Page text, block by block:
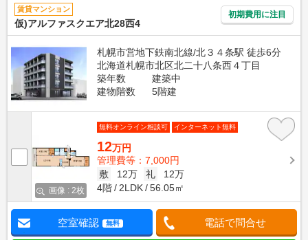
賃貸マンション
仮)アルファスクエア北28西4
初期費用に注目
札幌市営地下鉄南北線/北３４条駅 徒歩6分
北海道札幌市北区北二十八条西４丁目
築年数
建築中
建物階数
5階建
画像 : 2枚
無料オンライン相談可 インターネット無料
12万円
管理費等：7,000円
敷
12万 礼
12万
4階
2LDK 56.05㎡
空室確認 無料 電話で問合せ